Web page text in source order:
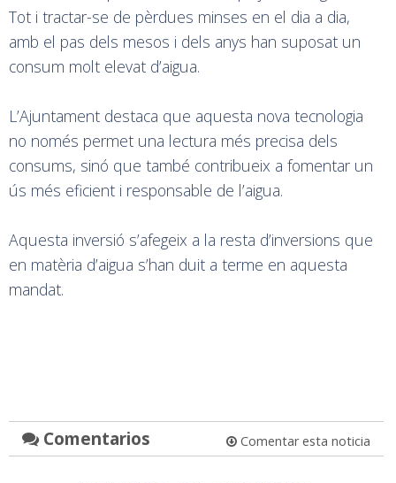
Tot i tractar-se de pèrdues minses en el dia a dia,
amb el pas dels mesos i dels anys han suposat un
consum molt elevat d’aigua.
L’Ajuntament destaca que aquesta nova tecnologia
no només permet una lectura més precisa dels
consums, sinó que també contribueix a fomentar un
ús més eficient i responsable de l’aigua.
Aquesta inversió s’afegeix a la resta d’inversions que
en matèria d’aigua s’han duit a terme en aquesta
mandat.
Comentarios Comentar esta noticia